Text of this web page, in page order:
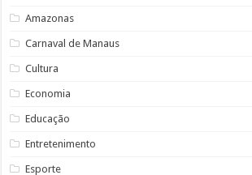
Amazonas
Carnaval de Manaus
Cultura
Economia
Educação
Entretenimento
Esporte